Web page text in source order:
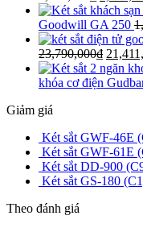
Goodwill GA 250
23,790,000₫
khóa cơ điện
Giảm giá
Két sắt GWF-46E
Két sắt GWF-61E
Két sắt DD-900
Két sắt GS-180
Theo đánh giá